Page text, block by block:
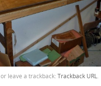
or leave a trackback:Trackback URL